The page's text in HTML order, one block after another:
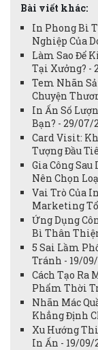
Bài viết khác:
In Phong Bì
Nghiệp Của
Làm Sao Để
Tại Xưởng? -
Tem Nhãn
Chuyện
In Ấn Số
Bạn? - 29/07/
Card Visit:
Tượng Đầu
Gia Công
Nên Chọn
Vai Trò Của
Marketing
Ứng Dụng
Bì Thân
5 Sai Lầm
Tránh - 19/
Cách Tạo Ra
Phẩm Thời
Nhãn Mác
Khẳng Định
Xu Hướng
In Ấn - 19/09/